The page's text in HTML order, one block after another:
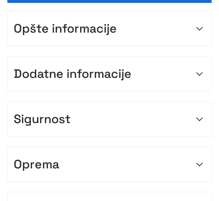
Opšte informacije
Dodatne informacije
Sigurnost
Oprema